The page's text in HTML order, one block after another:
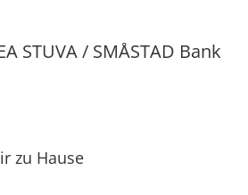
STUVA / SMÅSTAD Bank
zu Hause